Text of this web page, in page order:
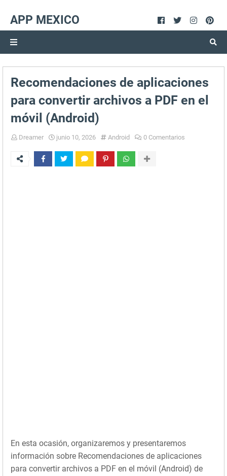
APP MEXICO
Recomendaciones de aplicaciones
para convertir archivos a PDF en el
móvil (Android)
Dreamer junio 10, 2026 Android 0 Comentarios
En esta ocasión, organizaremos y presentaremos
información sobre Recomendaciones de aplicaciones
para convertir archivos a PDF en el móvil (Android) de